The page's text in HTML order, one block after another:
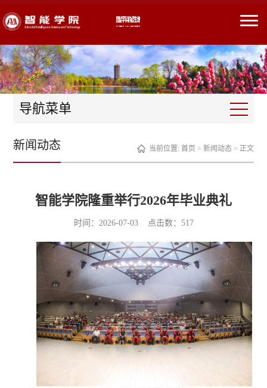
导航菜单
当前位置: 首页 > 新闻动态> 正文
新闻动态
智能学院隆重举行2026年毕业典礼
时间：2026-07-03 点击数： 517